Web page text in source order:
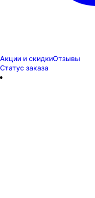
Акции и скидкиОтзывы
Статус заказа